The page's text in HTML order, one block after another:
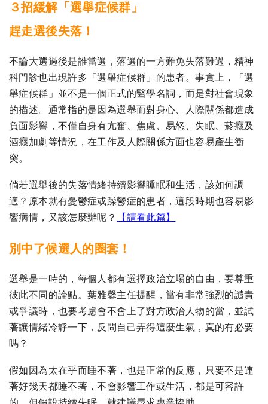
３招緩解「選舉症候群」
趕走選後失落！
不論大選過後是誰當選，落選的一方難免失落難過，精神
科門診也出現許多「選舉症候群」的患者。事實上，「選
舉症候群」並不是一個正式的醫學名詞，而是對社會現象
的描述。通常指的是因為選舉而對身心、人際關係都造成
負面影響，不僅自身有亢奮、焦慮、易怒、失眠、菸癮及
酒癮加劇等情況，在工作及人際關係方面也容易產生衝
突。
倘若選舉後的失落情緒持續影響睡眠和生活，該如何調
適？原本就有憂鬱症或躁鬱症的患者，這段時期也容易影
響病情，又該怎麼辦呢？
【請看此篇】
別中了候選人的圈套！
選舉是一時的，每個人都有選擇政治立場的自由，要尊重
彼此不同的論點。葉雅馨主任提醒，當有非常強烈的譴責
或爭議時，也要考慮會不會上了對方政治人物的當，並試
著讓情緒冷靜一下，反問自己弄得這麼生氣，真的有必要
嗎？
假如因為太在乎而睡不著，也是正常的反應，只要不是連
著好幾天都睡不著，不會影響工作或生活，都是可容許